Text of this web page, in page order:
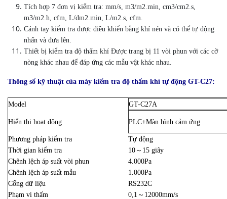
Tích hợp 7 đơn vị kiểm tra: mm/s, m3/m2.min, cm3/cm2.s,
m3/m2.h, cfm, L/dm2.min, L/m2.s, cfm.
Cánh tay kiểm tra được điều khiển bằng khí nén và có thể tự động
nhấn và đưa lên.
Thiết bị kiểm tra độ thấm khí Được trang bị 11 vòi phun với các cỡ
nòng khác nhau để đáp ứng các mẫu vật khác nhau.
Thông số kỹ thuật của máy kiểm tra độ thấm khí tự động GT-C27:
Model GT-C27A
Hiển thị hoạt động PLC+Màn hình cảm ứng
Phương pháp kiểm tra
Tự động
Thời gian kiểm tra
10～15 giây
Chênh lệch áp suất vòi phun
4.000Pa
Chênh lệch áp suất mẫu
1.000Pa
Cổng dữ liệu
RS232C
Phạm vi thấm
0,1～12000mm/s